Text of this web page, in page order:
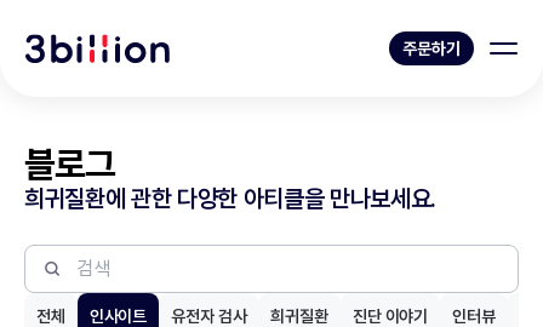
주문하기
블로그
희귀질환에 관한 다양한 아티클을 만나보세요.
전체 인사이트 유전자 검사 희귀질환 진단 이야기 인터뷰